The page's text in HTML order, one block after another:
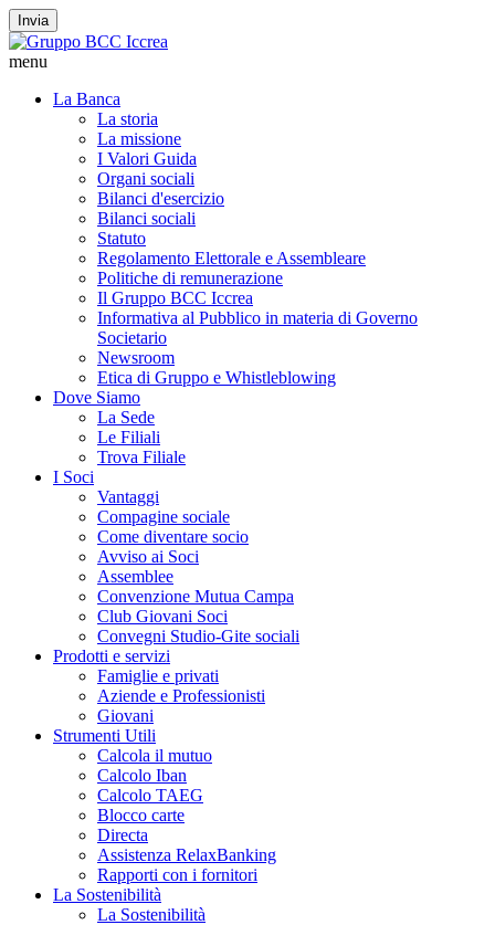
Invia
menu
La Banca
La storia
La missione
I Valori Guida
Organi sociali
Bilanci d'esercizio
Bilanci sociali
Statuto
Regolamento Elettorale e Assembleare
Politiche di remunerazione
Il Gruppo BCC Iccrea
Informativa al Pubblico in materia di Governo
Societario
Newsroom
Etica di Gruppo e Whistleblowing
Dove Siamo
La Sede
Le Filiali
Trova Filiale
I Soci
Vantaggi
Compagine sociale
Come diventare socio
Avviso ai Soci
Assemblee
Convenzione Mutua Campa
Club Giovani Soci
Convegni Studio-Gite sociali
Prodotti e servizi
Famiglie e privati
Aziende e Professionisti
Giovani
Strumenti Utili
Calcola il mutuo
Calcolo Iban
Calcolo TAEG
Blocco carte
Directa
Assistenza RelaxBanking
Rapporti con i fornitori
La Sostenibilità
La Sostenibilità